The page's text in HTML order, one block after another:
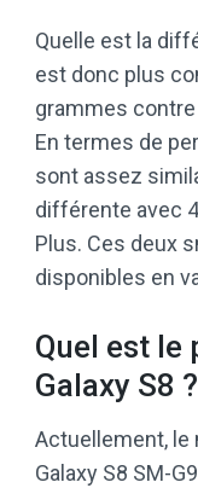
Quelle est la
est donc plus
grammes
En termes de
sont assez
différente avec
Plus. Ces deux
disponibles en
Quel est le
Galaxy S8 ?
Actuellement, le
Galaxy S8 SM-